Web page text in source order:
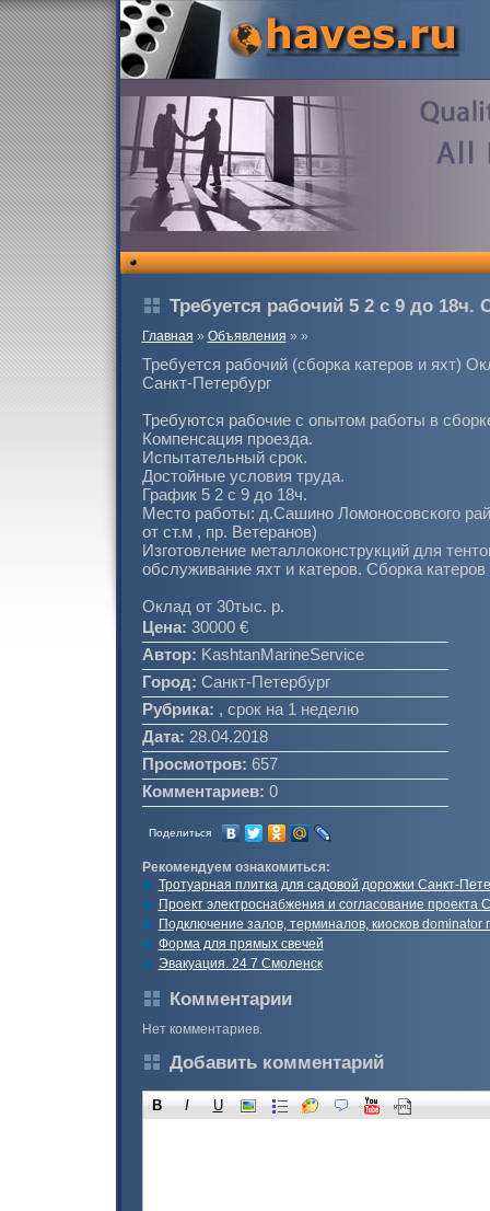
Требуется рабочий 5 2 с 9 до 18ч.
Главная » Объявления » »
Требуется рабочий (сборка катеров и яхт)
Санкт-Петербург
Требуются рабочие с опытом работы в
Компенсация проезда.
Испытательный срок.
Достойные условия труда.
График 5 2 с 9 до 18ч.
Место работы: д.Сашино Ломоносовского
от ст.м , пр. Ветеранов)
Изготовление металлоконструкций для
обслуживание яхт и катеров. Сборка катеров
Оклад от 30тыс. р.
Цена: 30000 €
Автор: KashtanMarineService
Город: Санкт-Петербург
Рубрика: , срок на 1 неделю
Дата: 28.04.2018
Просмотров: 657
Комментариев: 0
Поделиться
Рекомендуем ознакомиться:
Тротуарная плитка для садовой дорожки Санкт-
Проект электроснабжения и согласование проекта
Подключение залов, терминалов, киосков dominator
Форма для прямых свечей
Эвакуация. 24 7 Смоленск
Комментарии
Нет комментариев.
Добавить комментарий
B I U